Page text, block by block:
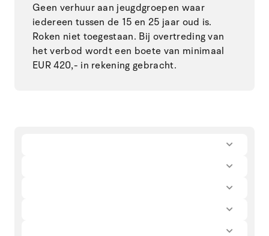
Geen verhuur aan jeugdgroepen waar
iedereen tussen de 15 en 25 jaar oud is.
Roken niet toegestaan. Bij overtreding van
het verbod wordt een boete van minimaal
EUR 420,- in rekening gebracht.